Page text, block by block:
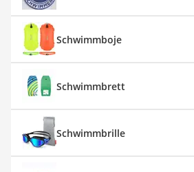
Schwimmboje
Schwimmbrett
Schwimmbrille